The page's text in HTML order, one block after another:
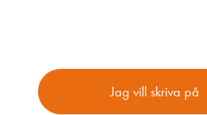
Jag vill skriva på